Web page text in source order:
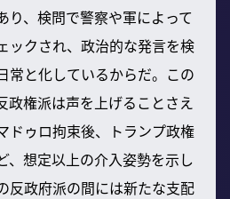
り、検問で警察や軍によって
ックされ、政治的な発言を検
常と化しているからだ。この
政権派は声を上げることさえ
ドゥロ拘束後、トランプ政権
、想定以上の介入姿勢を示し
反政府派の間には新たな支配